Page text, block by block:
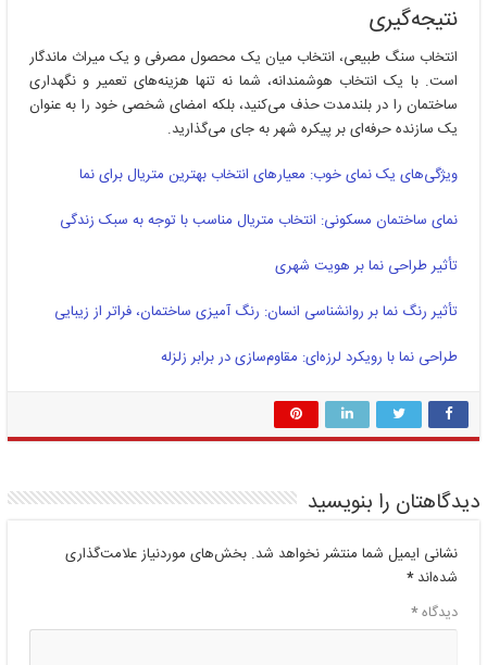
نتیجه‌گیری
انتخاب سنگ طبیعی، انتخاب میان یک محصول مصرفی و یک میراث ماندگار
است. با یک انتخاب هوشمندانه، شما نه تنها هزینه‌های تعمیر و نگهداری
ساختمان را در بلندمدت حذف می‌کنید، بلکه امضای شخصی خود را به عنوان
یک سازنده حرفه‌ای بر پیکره شهر به جای می‌گذارید.
ویژگی‌های یک نمای خوب: معیارهای انتخاب بهترین متریال برای نما
نمای ساختمان مسکونی: انتخاب متریال مناسب با توجه به سبک زندگی
تأثیر طراحی نما بر هویت شهری
تأثیر رنگ نما بر روانشناسی انسان: رنگ آمیزی ساختمان، فراتر از زیبایی
طراحی نما با رویکرد لرزه‌ای: مقاوم‌سازی در برابر زلزله
دیدگاهتان را بنویسید
نشانی ایمیل شما منتشر نخواهد شد. بخش‌های موردنیاز علامت‌گذاری
شده‌اند*
دیدگاه*